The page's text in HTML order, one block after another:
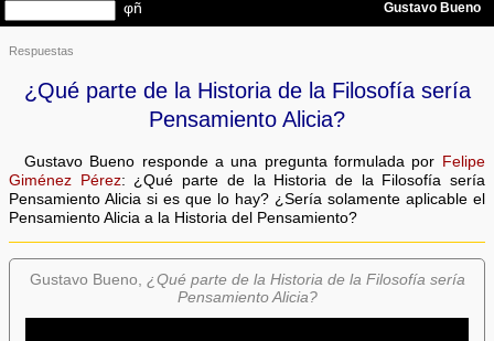
Respuestas
¿Qué parte de la Historia de la Filosofía sería
Pensamiento Alicia?
Gustavo Bueno responde a una pregunta formulada por Felipe
Giménez Pérez: ¿Qué parte de la Historia de la Filosofía sería
Pensamiento Alicia si es que lo hay? ¿Sería solamente aplicable el
Pensamiento Alicia a la Historia del Pensamiento?
Gustavo Bueno, ¿Qué parte de la Historia de la Filosofía sería
Pensamiento Alicia?